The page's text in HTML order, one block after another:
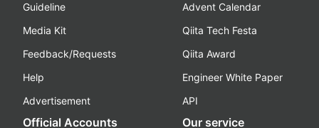
Guideline
Media Kit
Feedback/Requests
Help
Advertisement
Advent Calendar
Qiita Tech Festa
Qiita Award
Engineer White Paper
API
Official Accounts Our service